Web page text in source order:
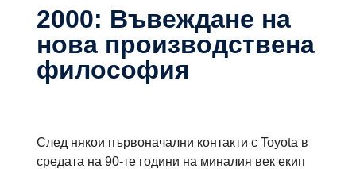
2000: Въвеждане на
нова производствена
философия
След някои първоначални контакти с Toyota в
средата на 90-те години на миналия век екип